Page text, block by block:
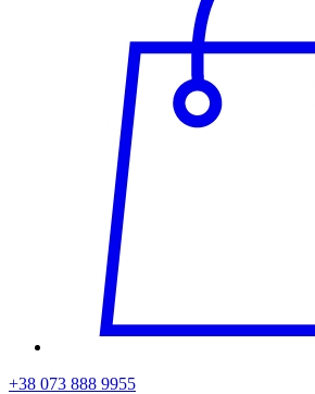
+38 073 888 9955